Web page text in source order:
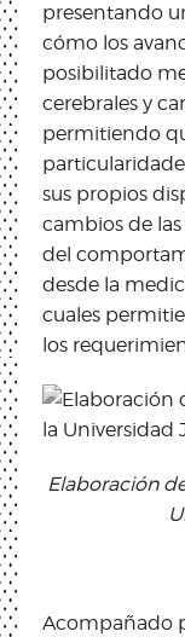
presentando
cómo los
posibilitado
cerebrales y
permitiendo
sus propios
cambios de las
del
desde la
cuales
los
Elaboración
Acompañado